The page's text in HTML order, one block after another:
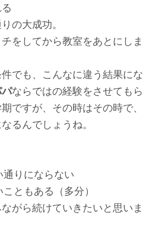
の大成功。
をしてから教室をあとにしま
でも、こんなに違う結果にな
ならではの経験をさせてもら
ですが、その時はその時で、
るんでしょうね。
通りにならない
ともある（多分）
がら続けていきたいと思いま